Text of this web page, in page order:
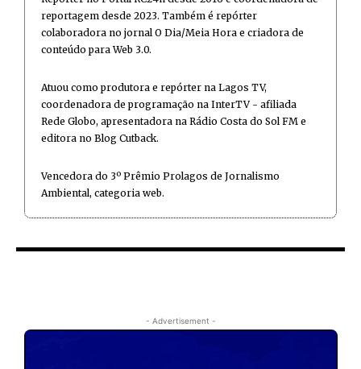
reportagem desde 2023. Também é repórter
colaboradora no jornal O Dia/Meia Hora e criadora de
conteúdo para Web 3.0.
Atuou como produtora e repórter na Lagos TV,
coordenadora de programação na InterTV - afiliada
Rede Globo, apresentadora na Rádio Costa do Sol FM e
editora no Blog Cutback.
Vencedora do 3º Prêmio Prolagos de Jornalismo
Ambiental, categoria web.
- Advertisement -